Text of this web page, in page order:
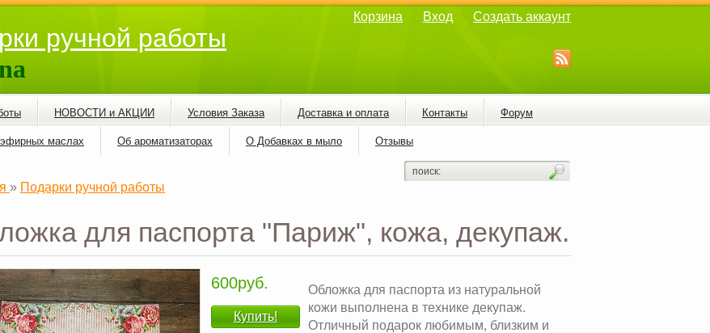
ручной работы
Корзина Вход Создать аккаунт
НОВОСТИ и АКЦИИ Условия Заказа Доставка и оплата Контакты Форум
маслах Об ароматизаторах О Добавках в мыло Отзывы
» Подарки ручной работы
для паспорта "Париж", кожа, декупаж.
600руб.
Купить!
Обложка для паспорта из натуральной
кожи выполнена в технике декупаж.
Отличный подарок любимым, близким и